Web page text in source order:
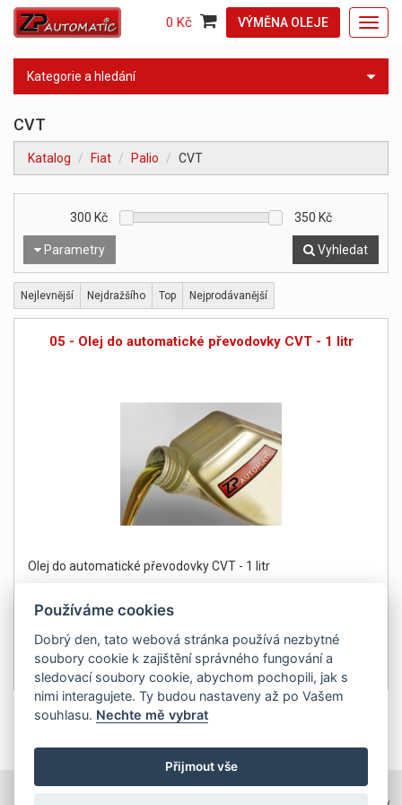
VÝMĚNA OLEJE
0 Kč
Kategorie a hledání
CVT
Katalog Fiat Palio CVT
Parametry
300 Kč 350 Kč
Vyhledat
Nejlevnější Nejdražšího Top Nejprodávanější
05 - Olej do automatické převodovky CVT - 1 litr
Olej do automatické převodovky CVT - 1 litr
Detail
345Kč
bez DPH 285 Kč
1
TOPWEBY - webhosting, domény, tvorba www
Používáme cookies
Dobrý den, tato webová stránka používá nezbytné
soubory cookie k zajištění správného fungování a
sledovací soubory cookie, abychom pochopili, jak s
nimi interagujete. Ty budou nastaveny až po Vašem
souhlasu. Nechte mě vybrat
Přijmout vše